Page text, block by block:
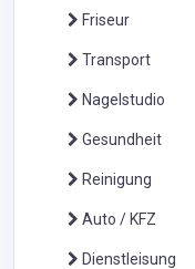
Friseur
Transport
Nagelstudio
Gesundheit
Reinigung
Auto / KFZ
Dienstleisung